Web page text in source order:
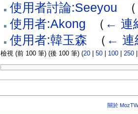
使用者討論:Seeyou
（
使用者:Akong
（ ← 連
使用者:韓玉森
（ ← 連
檢視 (前 100 筆) (後 100 筆) (20| 50| 100| 250
關於